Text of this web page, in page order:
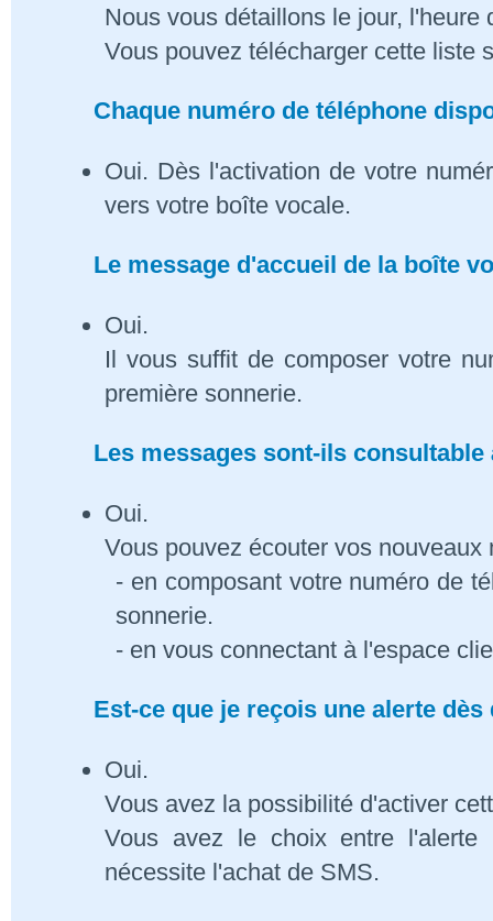
Nous vous détaillons le jour,
Vous pouvez télécharger cette liste
Chaque numéro de téléphone
Oui. Dès l'activation de votre
vers votre boîte vocale.
Le message d'accueil de la boîte
Oui.
Il vous suffit de composer votre
première sonnerie.
Les messages sont-ils
Oui.
Vous pouvez écouter vos nouveaux
- en composant votre numéro de
sonnerie.
- en vous connectant à l'espace
Est-ce que je reçois une alerte
Oui.
Vous avez la possibilité d'activer
Vous avez le choix entre
nécessite l'achat de SMS.